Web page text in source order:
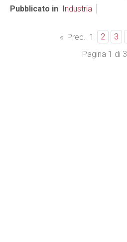
Pubblicato in
Industria
« Prec. 1 2 3
Pagina 1 di 3